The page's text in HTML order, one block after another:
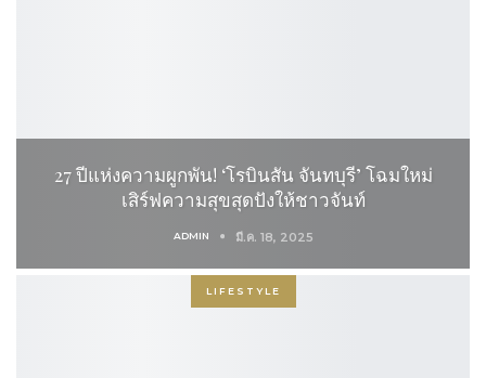
27 ปีแห่งความผูกพัน! ‘โรบินสัน จันทบุรี’ โฉมใหม่
เสิร์ฟความสุขสุดปังให้ชาวจันท์
ADMIN มี.ค. 18, 2025
LIFESTYLE